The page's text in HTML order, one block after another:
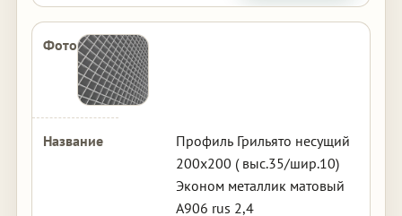
Профиль Грильято несущий
200х200 ( выс.35/шир.10)
Эконом металлик матовый
А906 rus 2,4